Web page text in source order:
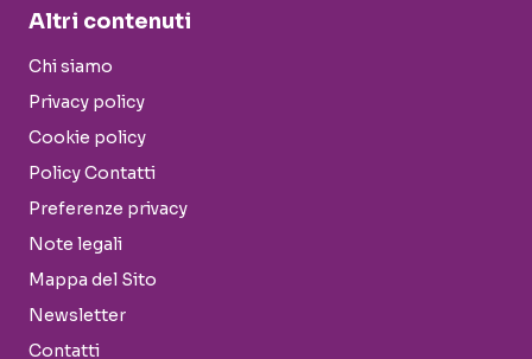
Altri contenuti
Chi siamo
Privacy policy
Cookie policy
Policy Contatti
Preferenze privacy
Note legali
Mappa del Sito
Newsletter
Contatti